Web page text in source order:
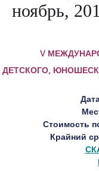
ноябрь,
V
ДЕТСКОГО,
Стоимость
Крайний